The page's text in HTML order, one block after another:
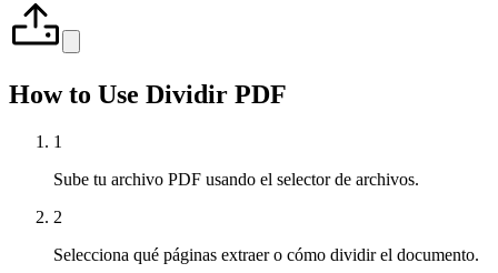
How to Use Dividir PDF
1
Sube tu archivo PDF usando el selector de archivos.
2
Selecciona qué páginas extraer o cómo dividir el documento.